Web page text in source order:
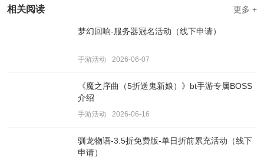
相关阅读 更多 +
梦幻回响-服务器冠名活动（线下申请）
手游活动 2026-06-07
《魔之序曲（5折送鬼新娘）》bt手游专属BOSS
介绍
手游活动 2026-06-16
驯龙物语-3.5折免费版-单日折前累充活动（线下
申请）